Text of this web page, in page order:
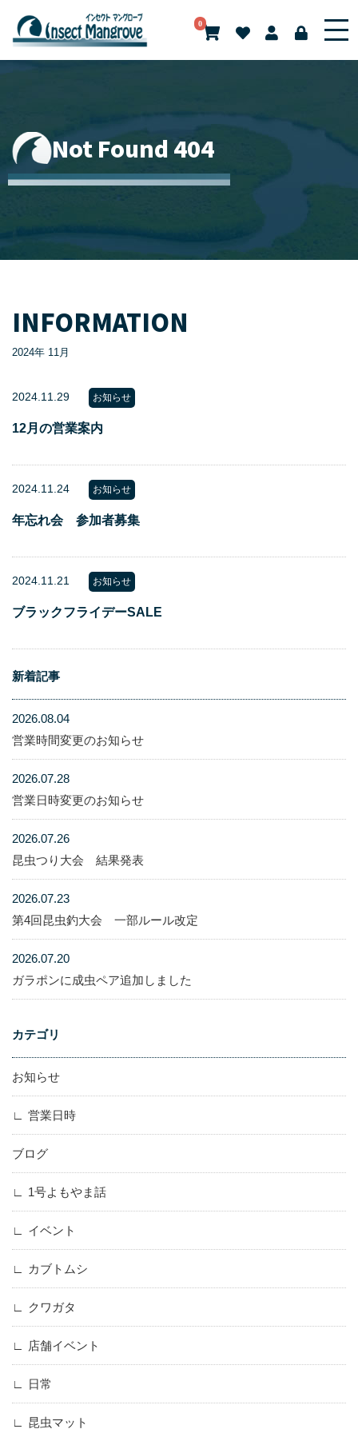
0
Not Found 404
INFORMATION
2024年 11月
新着記事
2026.08.04
営業時間変更のお知らせ
2026.07.28
営業日時変更のお知らせ
2026.07.26
昆虫つり大会 結果発表
2026.07.23
第4回昆虫釣大会 一部ルール改定
2026.07.20
ガラポンに成虫ペア追加しました
カテゴリ
お知らせ
営業日時
ブログ
1号よもやま話
イベント
カブトムシ
クワガタ
店舗イベント
日常
昆虫マット
2024.11.29 お知らせ
12月の営業案内
2024.11.24 お知らせ
年忘れ会 参加者募集
2024.11.21 お知らせ
ブラックフライデーSALE